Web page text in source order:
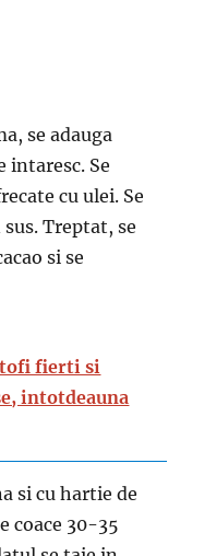
se adauga
intaresc. Se
cu ulei. Se
Treptat, se
si se
fierti si
intotdeauna
si cu hartie de
coace 30-35